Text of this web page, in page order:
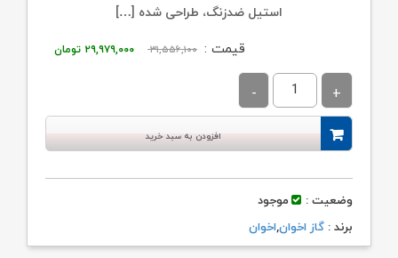
استیل ضدزنگ، طراحی شده […]
قیمت : ۳۱,۵۵۶,۱۰۰
قیمت
۲۹,۹۷۹,۰۰۰ تومان
افزودن به سبد خرید
وضعیت :
موجود
برند : گاز اخوان,اخوان